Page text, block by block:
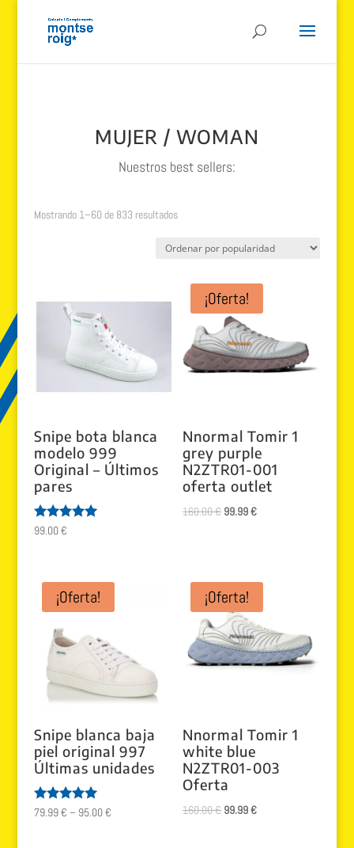
MUJER / WOMAN
Nuestros best sellers:
Mostrando 1–60 de 833 resultadosOrdenado
Snipe bota blanca
modelo 999
Original – Últimos
pares
Valorado
99.00€
¡Oferta!
Nnormal Tomir 1
grey purple
N2ZTR01-001
oferta outlet
160.00€ El
160.00 €.
99.99€El
¡Oferta!
Snipe blanca baja
piel original 997
Últimas unidades
Valorado
79.99€ – 95.00€
¡Oferta!
Nnormal Tomir 1
white blue
N2ZTR01-003
Oferta
160.00€ El
99.99€El